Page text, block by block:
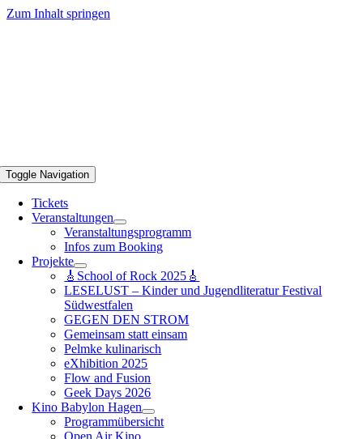
Zum Inhalt springen
Toggle Navigation
Tickets
Veranstaltungen
Veranstaltungsprogramm
Infos zum Booking
Projekte
🎸School of Rock 2025🎸
LESELUST – Kinder und Jugendliteratur Festival
Südwestfalen
GEGEN DEN STROM
Gemeinsam statt einsam
Pelmke kulinarisch
eXhibition 2025
Flow and Fusion
Geek Days 2026
Kino Babylon Hagen
Programmübersicht
Open Air Kino